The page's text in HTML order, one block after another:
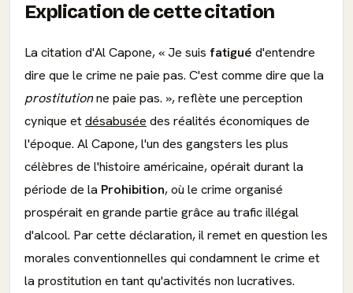
Explication de cette citation
La citation d'Al Capone, « Je suis fatigué d'entendre
dire que le crime ne paie pas. C'est comme dire que la
prostitutionne paie pas. », reflète une perception
cynique etdésabusée des réalités économiques de
l'époque. Al Capone, l'un des gangsters les plus
célèbres de l'histoire américaine, opérait durant la
période de la Prohibition, où le crime organisé
prospérait en grande partie grâce au trafic illégal
d'alcool. Par cette déclaration, il remet en question les
morales conventionnelles qui condamnent le crime et
la prostitution en tant qu'activités non lucratives.